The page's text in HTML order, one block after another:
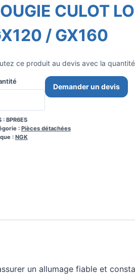
CULOT
/ GX160
ce produit au devis avec la
Demander un devis
: BPR6ES
: Pièces détachées
: NGK
un allumage fiable et